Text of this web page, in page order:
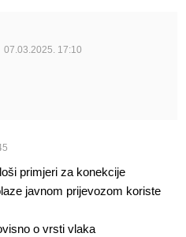
07.03.2025. 17:10
primjeri za konekcije
javnom prijevozom koriste
o vrsti vlaka